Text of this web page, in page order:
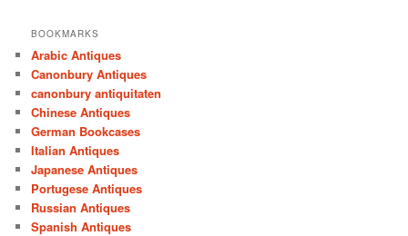
BOOKMARKS
Arabic Antiques
Canonbury Antiques
canonbury antiquitaten
Chinese Antiques
German Bookcases
Italian Antiques
Japanese Antiques
Portugese Antiques
Russian Antiques
Spanish Antiques